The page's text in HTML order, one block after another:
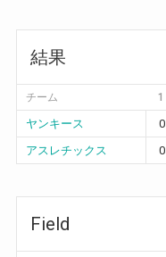
結果
チーム 1
ヤンキース 0
アスレチックス
0
Field